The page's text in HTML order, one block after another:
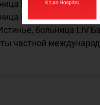
Мерсин Енишехир
IMC Мерсина
больница LIV
частной